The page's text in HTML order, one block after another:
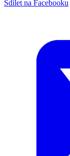
Sdílet na Facebooku